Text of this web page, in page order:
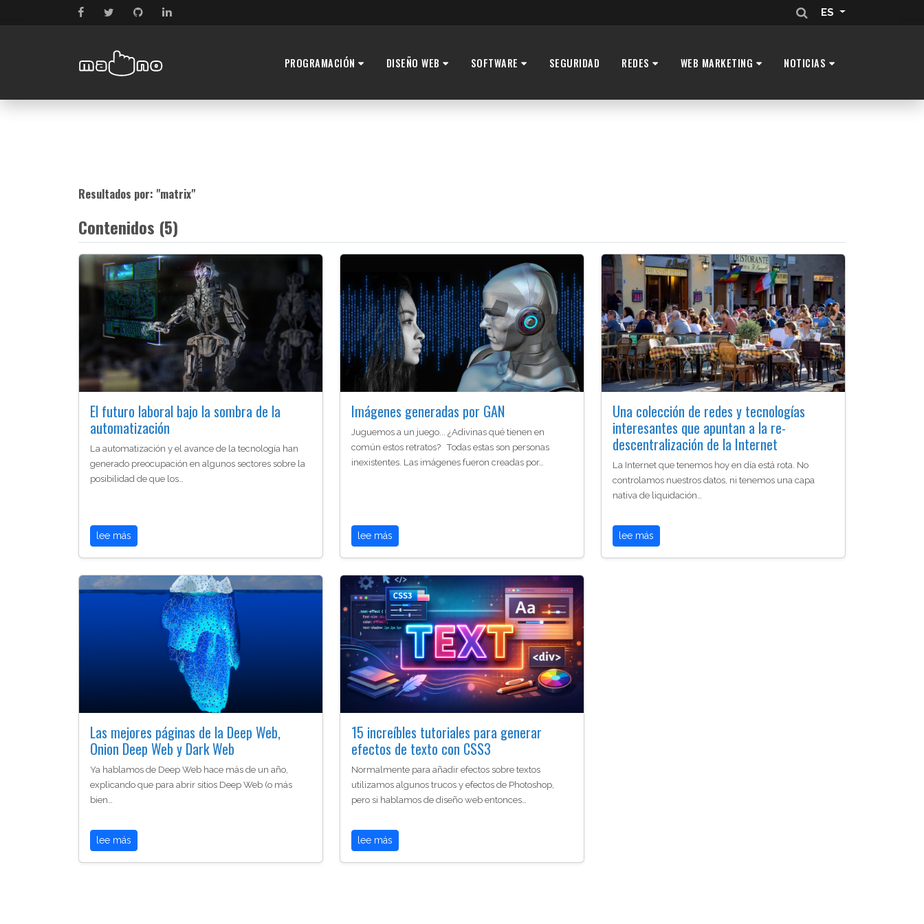
ES
PROGRAMACIÓN DISEÑO WEB SOFTWARE SEGURIDAD REDES WEB MARKETING NOTICIAS
Resultados por: "matrix"
Contenidos (5)
El futuro laboral bajo la sombra de la
automatización
La automatización y el avance de la tecnología han
generado preocupación en algunos sectores sobre la
posibilidad de que los…
lee más
Imágenes generadas por GAN
Juguemos a un juego... ¿Adivinas qué tienen en
común estos retratos? Todas estas son personas
inexistentes. Las imágenes fueron creadas por…
lee más
Una colección de redes y tecnologías
interesantes que apuntan a la re-
descentralización de la Internet
La Internet que tenemos hoy en día está rota. No
controlamos nuestros datos, ni tenemos una capa
nativa de liquidación…
lee más
Las mejores páginas de la Deep Web,
Onion Deep Web y Dark Web
Ya hablamos de Deep Web hace más de un año,
explicando que para abrir sitios Deep Web (o más
bien…
lee más
15 increíbles tutoriales para generar
efectos de texto con CSS3
Normalmente para añadir efectos sobre textos
utilizamos algunos trucos y efectos de Photoshop,
pero si hablamos de diseño web entonces…
lee más